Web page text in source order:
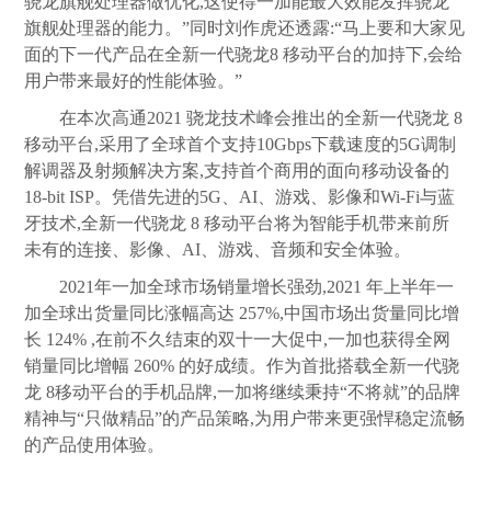
旗舰处理器的能力。”同时刘作虎还透露:“马上要和大家见
面的下一代产品在全新一代骁龙8 移动平台的加持下,会给
用户带来最好的性能体验。”
在本次高通2021 骁龙技术峰会推出的全新一代骁龙 8
移动平台,采用了全球首个支持10Gbps下载速度的5G调制
解调器及射频解决方案,支持首个商用的面向移动设备的
18-bit ISP。凭借先进的5G、AI、游戏、影像和Wi-Fi与蓝
牙技术,全新一代骁龙 8 移动平台将为智能手机带来前所
未有的连接、影像、AI、游戏、音频和安全体验。
2021年一加全球市场销量增长强劲,2021 年上半年一
加全球出货量同比涨幅高达 257%,中国市场出货量同比增
长 124% ,在前不久结束的双十一大促中,一加也获得全网
销量同比增幅 260% 的好成绩。作为首批搭载全新一代骁
龙 8移动平台的手机品牌,一加将继续秉持“不将就”的品牌
精神与“只做精品”的产品策略,为用户带来更强悍稳定流畅
的产品使用体验。